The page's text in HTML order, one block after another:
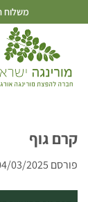
משלוח
קרם גוף
פורסם 03/2025